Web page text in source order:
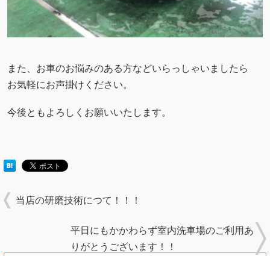
また、お車のお悩みのある方などいらっしゃいましたら
お気軽にお声掛けください。
今後ともよろしくお願いいたします。
当店の研磨技術につて！！！
平日にもかかわらず室内洗車場のご利用あ
りがとうございます！！